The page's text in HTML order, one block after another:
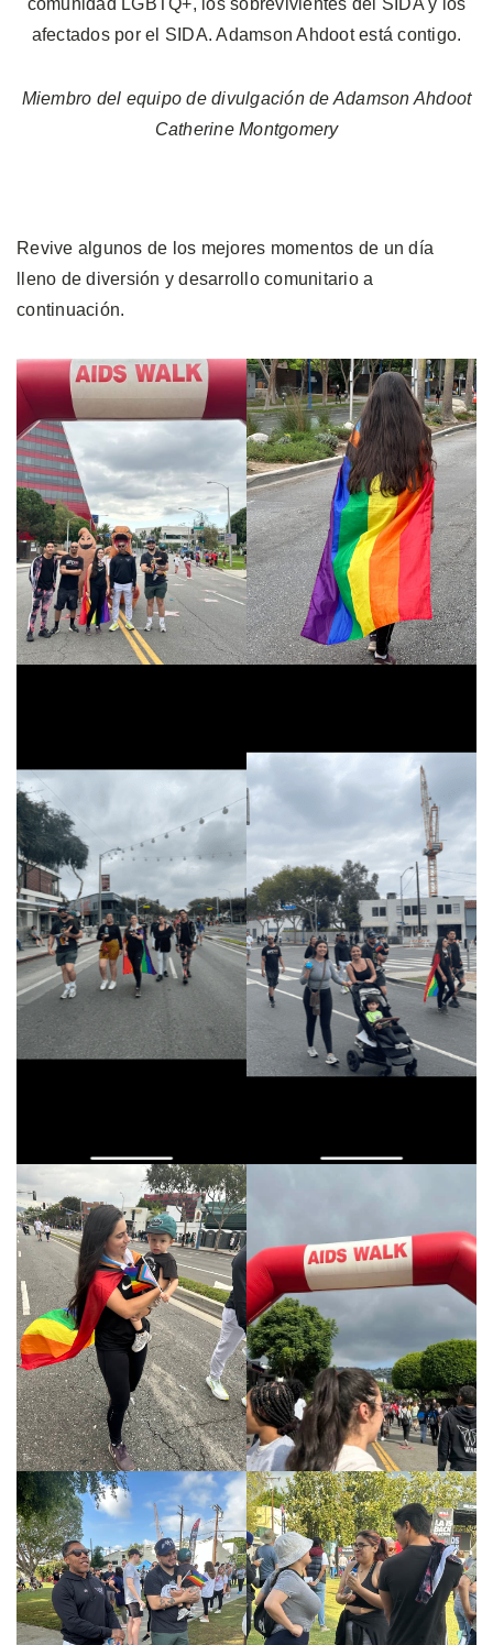
afectados por el SIDA. Adamson Ahdoot está contigo.
Miembro del equipo de divulgación de Adamson Ahdoot
Catherine Montgomery
Revive algunos de los mejores momentos de un día
lleno de diversión y desarrollo comunitario a
continuación.